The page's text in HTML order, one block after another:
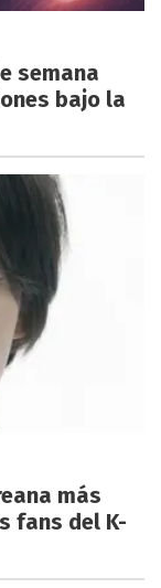
semana
bajo la
más
fans del K-